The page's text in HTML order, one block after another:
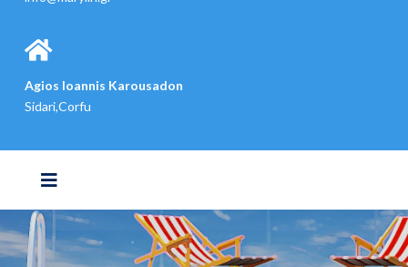
Agios Ioannis Karousadon
Sidari,Corfu